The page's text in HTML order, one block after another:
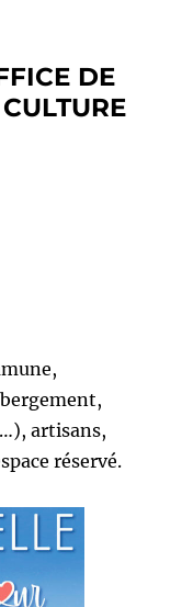
DE
artisans,
réservé.